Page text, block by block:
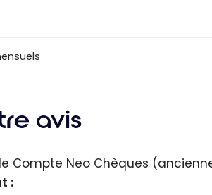
avis
Compte Neo Chèques
: